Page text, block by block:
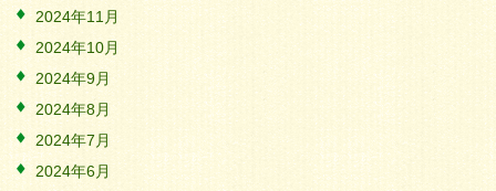
2024年11月
2024年10月
2024年9月
2024年8月
2024年7月
2024年6月